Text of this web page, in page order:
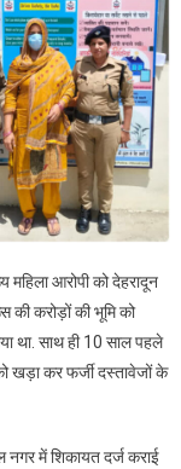
आरोपी को देहरादून
की करोड़ों की भूमि को
था. साथ ही 10 साल पहले
खड़ा कर फर्जी दस्तावेजों के
नगर में शिकायत दर्ज कराई